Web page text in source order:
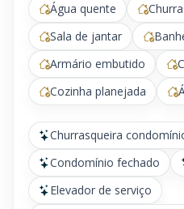
Água quente
Sala de jantar
Armário embutido
Cozinha planejada
Churrasqueira
Condomínio fechado
Elevador de serviço